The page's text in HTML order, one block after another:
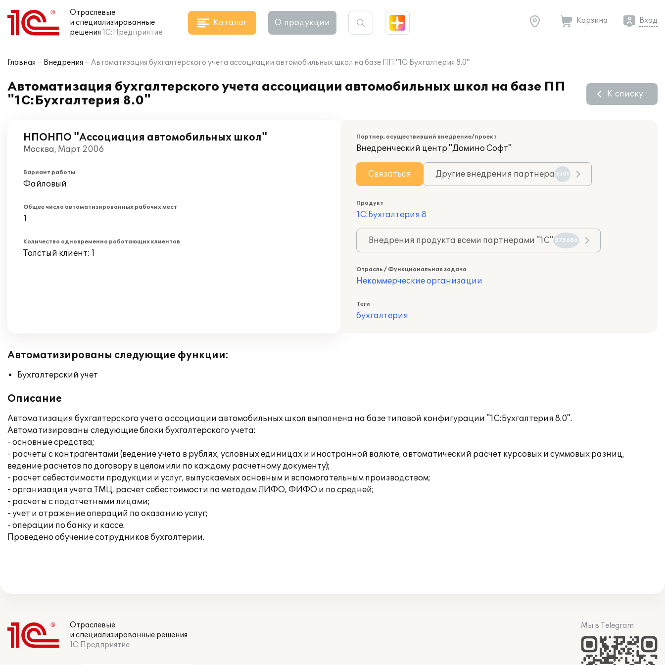
Отраслевые
и специализированные
решения 1С:Предприятие
Каталог О продукции Корзина Вход
Главная Внедрения Автоматизация бухгалтерского учета ассоциации автомобильных школ на базе ПП "1С:Бухгалтерия 8.0"
Автоматизация бухгалтерского учета ассоциации автомобильных школ на базе ПП
"1С:Бухгалтерия 8.0"
К списку
НПОНПО "Ассоциация автомобильных школ"
Москва, Март 2006
Вариант работы
Файловый
Общее число автоматизированных рабочих мест
1
Количество одновременно работающих клиентов
Толстый клиент: 1
Партнер, осуществивший внедрение/проект
Внедренческий центр "Домино Софт"
Связаться Другие внедрения партнера 1501
Продукт
1С:Бухгалтерия 8
Внедрения продукта всеми партнерами "1С" 575686
Отрасль / Функциональная задача
Некоммерческие организации
Теги
бухгалтерия
Автоматизированы следующие функции:
Бухгалтерский учет
Описание
Автоматизация бухгалтерского учета ассоциации автомобильных школ выполнена на базе типовой конфигурации "1С:Бухгалтерия 8.0".
Автоматизированы следующие блоки бухгалтерского учета:
- основные средства;
- расчеты с контрагентами (ведение учета в рублях, условных единицах и иностранной валюте, автоматический расчет курсовых и суммовых разниц,
ведение расчетов по договору в целом или по каждому расчетному документу);
- расчет себестоимости продукции и услуг, выпускаемых основным и вспомогательным производством;
- организация учета ТМЦ, расчет себестоимости по методам ЛИФО, ФИФО и по средней;
- расчеты с подотчетными лицами;
- учет и отражение операций по оказанию услуг;
- операции по банку и кассе.
Проведено обучение сотрудников бухгалтерии.
Отраслевые
и специализированные решения
1С:Предприятие
Мы в Telegram